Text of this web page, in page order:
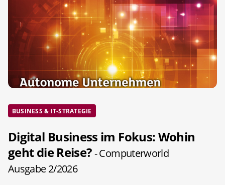
BUSINESS & IT-STRATEGIE
Digital Business im Fokus: Wohin
geht die Reise?- Computerworld
Ausgabe 2/2026